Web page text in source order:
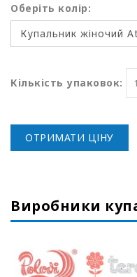
Оберіть колір:
Кількість упаковок:
ОТРИМАТИ ЦІНУ
Виробники